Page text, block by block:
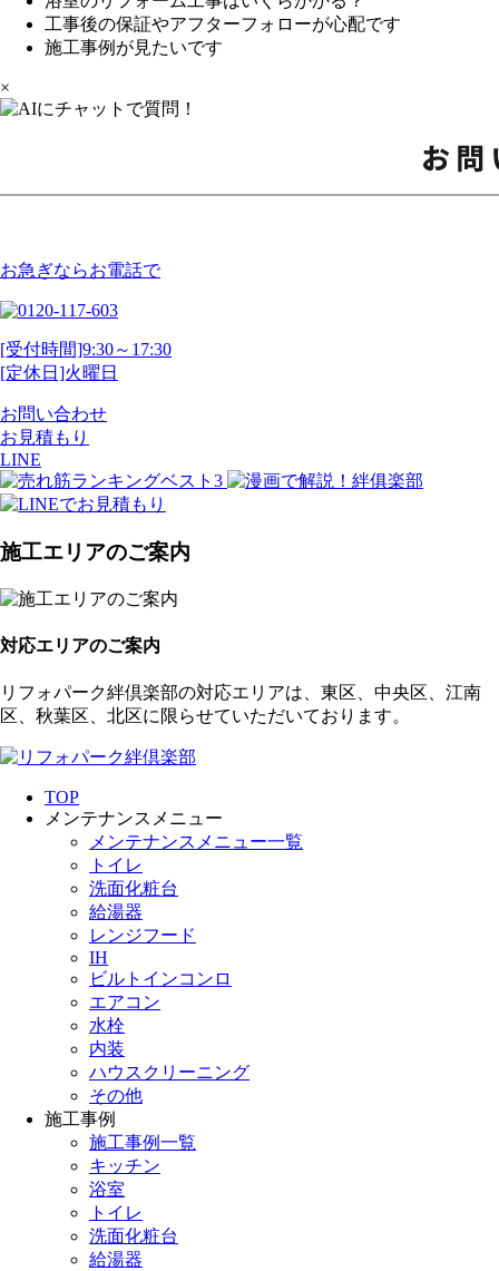
工事後の保証やアフターフォローが心配です
施工事例が見たいです
×
お急ぎならお電話で
[受付時間]9:30～17:30
[定休日]火曜日
お問い合わせ
お見積もり
LINE
施工エリアのご案内
対応エリアのご案内
リフォパーク絆倶楽部の対応エリアは、東区、中央区、江南
区、秋葉区、北区に限らせていただいております。
TOP
メンテナンスメニュー
メンテナンスメニュー一覧
トイレ
洗面化粧台
給湯器
レンジフード
IH
ビルトインコンロ
エアコン
水栓
内装
ハウスクリーニング
その他
施工事例
施工事例一覧
キッチン
浴室
トイレ
洗面化粧台
給湯器